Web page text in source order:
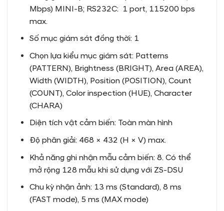
Mbps) MINI-B; RS232C: 1 port, 115200 bps
max.
Số mục giám sát đồng thời: 1
Chọn lựa kiểu mục giám sát: Patterns
(PATTERN), Brightness (BRIGHT), Area (AREA),
Width (WIDTH), Position (POSITION), Count
(COUNT), Color inspection (HUE), Character
(CHARA)
Diện tích vật cảm biến: Toàn màn hình
Độ phân giải: 468 × 432 (H × V) max.
Khả năng ghi nhận mẫu cảm biến: 8. Có thể
mở rộng 128 mẫu khi sử dụng với ZS-DSU
Chu kỳ nhận ảnh: 13 ms (Standard), 8 ms
(FAST mode), 5 ms (MAX mode)